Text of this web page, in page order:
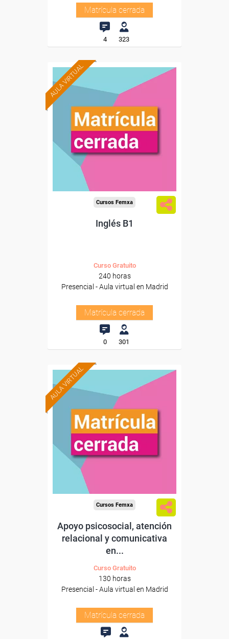
Matrícula cerrada
4 323
AULA VIRTUAL
Cursos Femxa
Inglés B1
Curso Gratuito
240 horas
Presencial - Aula virtual en Madrid
Matrícula cerrada
0 301
AULA VIRTUAL
Cursos Femxa
Apoyo psicosocial, atención
relacional y comunicativa
en...
Curso Gratuito
130 horas
Presencial - Aula virtual en Madrid
Matrícula cerrada